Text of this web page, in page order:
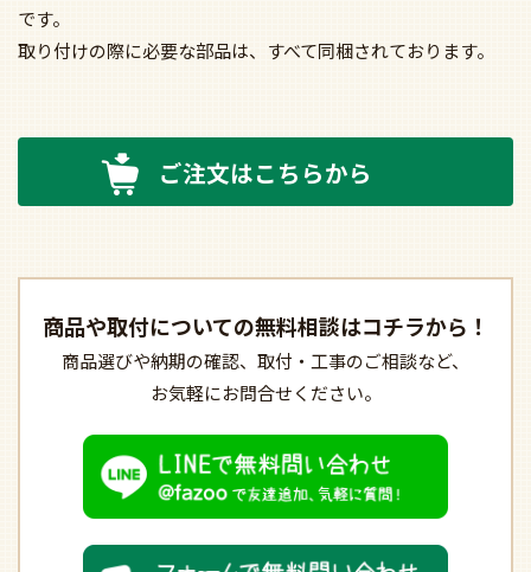
です。
取り付けの際に必要な部品は、すべて同梱されております。
ご注文はこちらから
商品や取付についての無料相談はコチラから！
商品選びや納期の確認、 取付・工事のご相談など、
お気軽にお問合せください。